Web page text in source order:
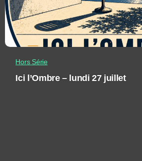
Hors Série
Ici l’Ombre – lundi 27 juillet